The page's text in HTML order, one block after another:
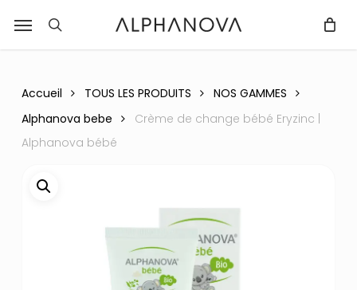
main
recherche
Menu
Fermer
Accueil TOUS LES PRODUITS
NOS GAMMES
Alphanova bebe
Crème de change bébé Eryzinc |
Alphanova bébé